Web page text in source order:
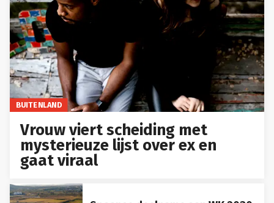
BUITENLAND
Vrouw viert scheiding met
mysterieuze lijst over ex en
gaat viraal